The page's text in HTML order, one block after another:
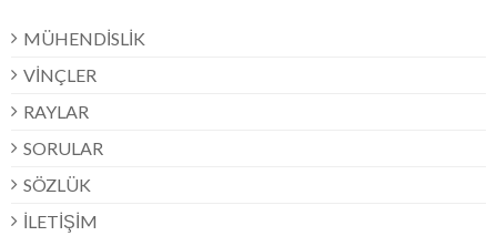
MÜHENDİSLİK
VİNÇLER
RAYLAR
SORULAR
SÖZLÜK
İLETİŞİM